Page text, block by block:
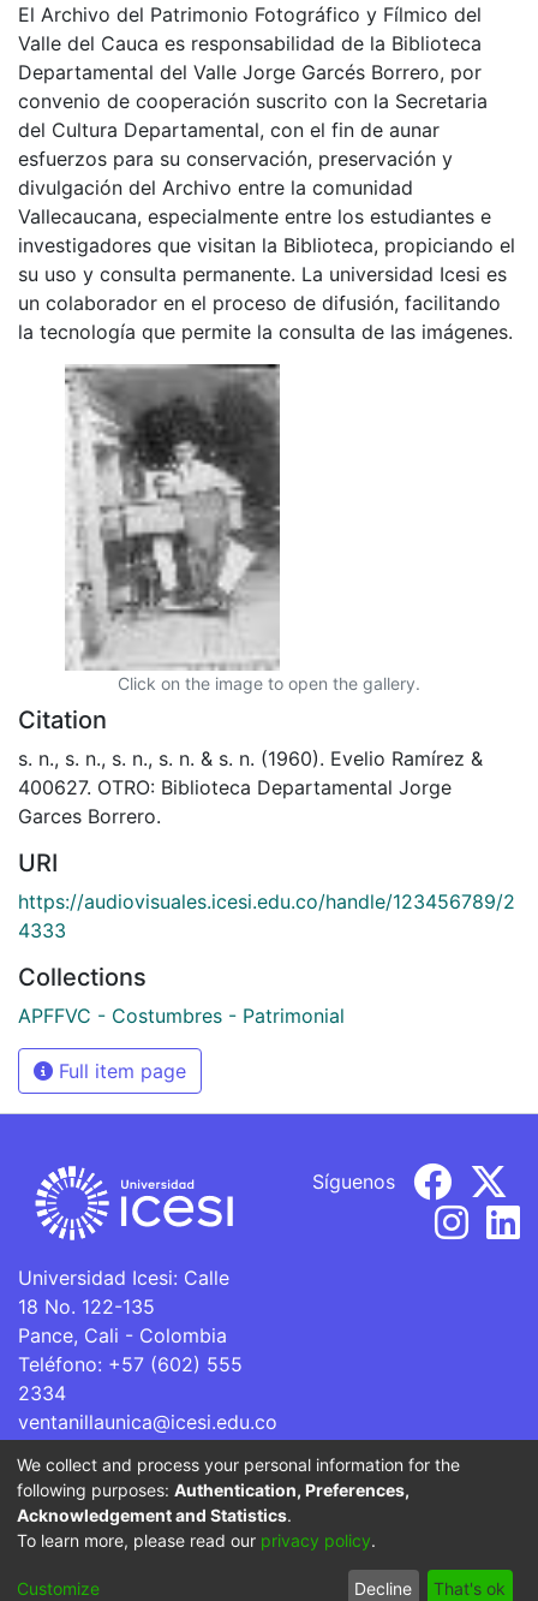
El Archivo del Patrimonio Fotográfico y Fílmico del
Valle del Cauca es responsabilidad de la Biblioteca
Departamental del Valle Jorge Garcés Borrero, por
convenio de cooperación suscrito con la Secretaria
del Cultura Departamental, con el fin de aunar
esfuerzos para su conservación, preservación y
divulgación del Archivo entre la comunidad
Vallecaucana, especialmente entre los estudiantes e
investigadores que visitan la Biblioteca, propiciando el
su uso y consulta permanente. La universidad Icesi es
un colaborador en el proceso de difusión, facilitando
la tecnología que permite la consulta de las imágenes.
Click on the image to open the gallery.
Citation
s. n., s. n., s. n., s. n. & s. n. (1960). Evelio Ramírez &
400627. OTRO: Biblioteca Departamental Jorge
Garces Borrero.
URI
https://audiovisuales.icesi.edu.co/handle/123456789/2
4333
Collections
APFFVC - Costumbres - Patrimonial
Full item page
Universidad Icesi: Calle
18 No. 122-135
Pance, Cali - Colombia
Teléfono: +57 (602) 555
2334
ventanillaunica@icesi.edu.co
Síguenos
La Universidad Icesi es una Institución de Educación
Superior que se encuentra sujeta a inspección y vigilancia
por parte del Ministerio de Educación Nacional.
Cookie
End User
Send
We collect and process your personal information for the
following purposes: Authentication, Preferences,
Acknowledgement and Statistics.
To learn more, please read our privacy policy.
Customize Decline That's ok